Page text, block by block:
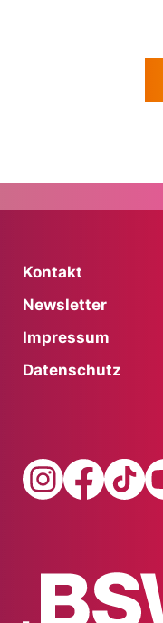
Kontakt
Newsletter
Impressum
Datenschutz